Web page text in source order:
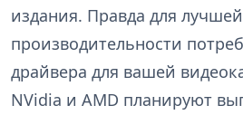
издания. Правда для лучшей
производительности
драйвера для вашей
NVidia и AMD планируют